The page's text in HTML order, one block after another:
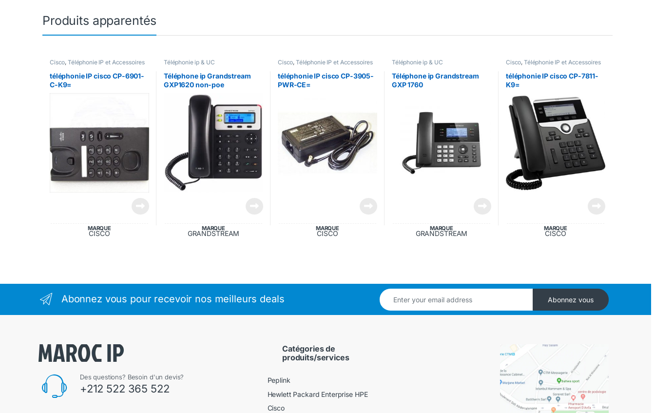
Produits apparentés
Cisco,Téléphonie IP et Accessoires
Téléphonie ip & UC
téléphonie IP cisco CP-6901-
C-K9=
MARQUE
CISCO
Téléphonie ip & UC
Téléphone ip Grandstream
GXP1620 non-poe
MARQUE
GRANDSTREAM
Cisco,Téléphonie IP et Accessoires
Téléphonie ip & UC
téléphonie IP cisco CP-3905-
PWR-CE=
MARQUE
CISCO
Téléphonie ip & UC
Téléphone ip Grandstream
GXP 1760
MARQUE
GRANDSTREAM
Cisco,Téléphonie IP et Accessoires
Téléphonie ip & UC
téléphonie IP cisco CP-7811-
K9=
MARQUE
CISCO
Abonnez vous pour recevoir nos meilleurs deals Abonnez vous
Des questions? Besoin d'un devis?
+212 522 365 522
Catégories de
produits/services
Peplink
Hewlett Packard Enterprise HPE
Cisco